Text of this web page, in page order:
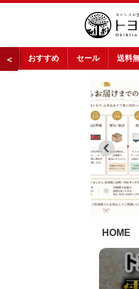
＜ おすすめ セール 送料
HOME